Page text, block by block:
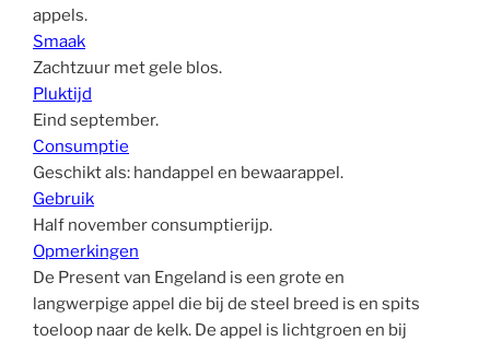
appels.
Smaak
Zachtzuur met gele blos.
Pluktijd
Eind september.
Consumptie
Geschikt als: handappel en bewaarappel.
Gebruik
Half november consumptierijp.
Opmerkingen
De Present van Engeland is een grote en
langwerpige appel die bij de steel breed is en spits
toeloop naar de kelk. De appel is lichtgroen en bij